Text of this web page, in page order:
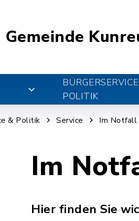
Gemeinde
POLITIK
& Politik Service Im Notfall
Im
Hier finden Sie